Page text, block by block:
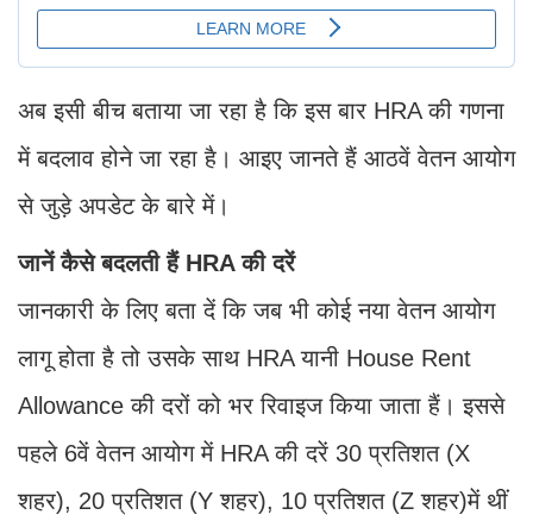
अब इसी बीच बताया जा रहा है कि इस बार HRA की गणना
में बदलाव होने जा रहा है। आइए जानते हैं आठवें वेतन आयोग
से जुड़े अपडेट के बारे में।
जानें कैसे बदलती हैं HRA की दरें
जानकारी के लिए बता दें कि जब भी कोई नया वेतन आयोग
लागू होता है तो उसके साथ HRA यानी House Rent
Allowance की दरों को भर रिवाइज किया जाता हैं। इससे
पहले 6वें वेतन आयोग में HRA की दरें 30 प्रतिशत (X
शहर), 20 प्रतिशत (Y शहर), 10 प्रतिशत (Z शहर)में थीं